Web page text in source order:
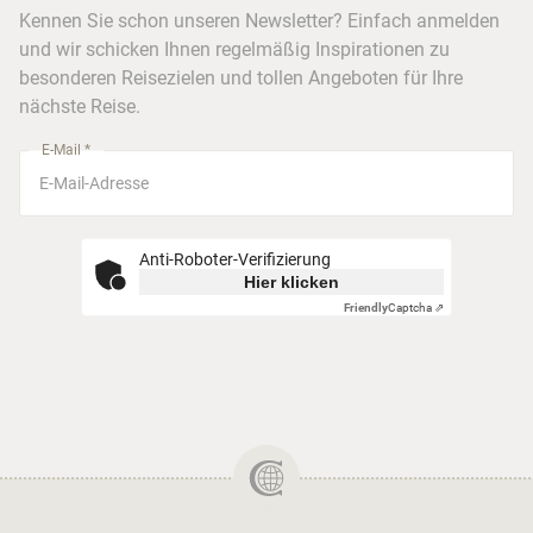
Barrierefreiheitserklärung
Kreuzfahrten
Busreisen
Frankfurt
Stuttgart
Kennen Sie schon unseren Newsletter? Einfach anmelden
und wir schicken Ihnen regelmäßig Inspirationen zu
besonderen Reisezielen und tollen Angeboten für Ihre
nächste Reise.
E-Mail *
Anti-Roboter-Verifizierung
Hier klicken
FriendlyCaptcha ⇗